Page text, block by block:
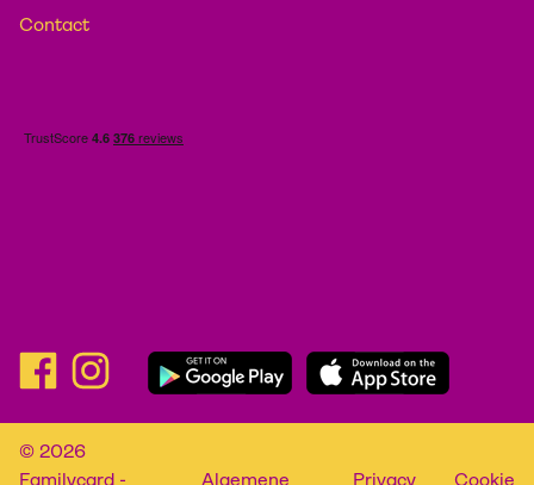
Contact
© 2026
Familycard -
Algemene Privacy Cookie